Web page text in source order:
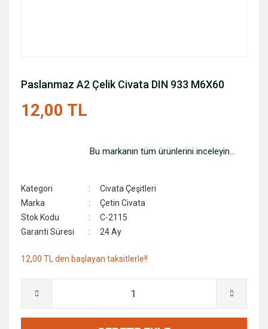
Paslanmaz A2 Çelik Civata DIN 933 M6X60
12,00 TL
Bu markanın tüm ürünlerini inceleyin...
Kategori
Civata Çeşitleri
Marka
Çetin Civata
Stok Kodu
C-2115
Garanti Süresi
24 Ay
12,00 TL den başlayan taksitlerle!!